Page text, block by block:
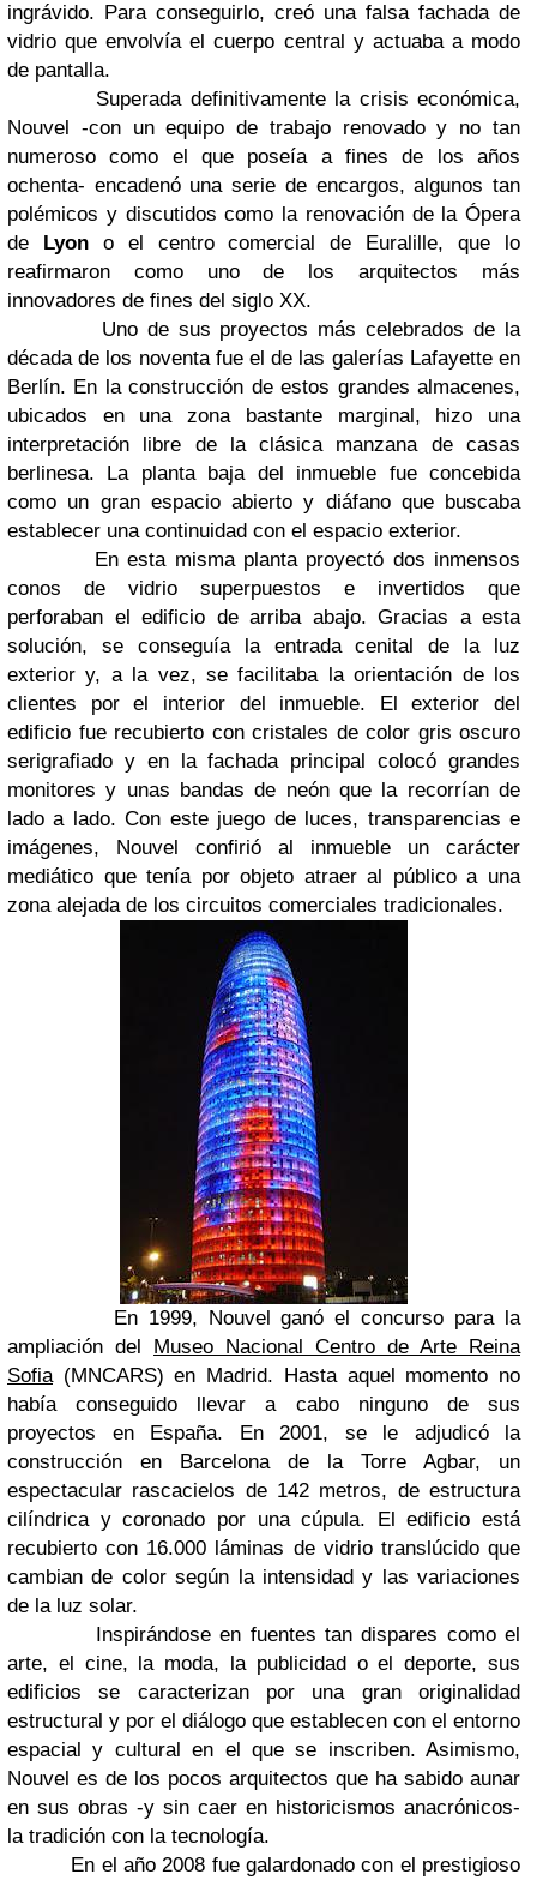
ingrávido. Para conseguirlo, creó una falsa fachada de
vidrio que envolvía el cuerpo central y actuaba a modo
de pantalla.
Superada definitivamente la crisis económica,
Nouvel -con un equipo de trabajo renovado y no tan
numeroso como el que poseía a fines de los años
ochenta- encadenó una serie de encargos, algunos tan
polémicos y discutidos como la renovación de la Ópera
de Lyono el centro comercial de Euralille, que lo
reafirmaron como uno de los arquitectos más
innovadores de fines del siglo XX.
Uno de sus proyectos más celebrados de la
década de los noventa fue el de las galerías Lafayette en
Berlín. En la construcción de estos grandes almacenes,
ubicados en una zona bastante marginal, hizo una
interpretación libre de la clásica manzana de casas
berlinesa. La planta baja del inmueble fue concebida
como un gran espacio abierto y diáfano que buscaba
establecer una continuidad con el espacio exterior.
En esta misma planta proyectó dos inmensos
conos de vidrio superpuestos e invertidos que
perforaban el edificio de arriba abajo. Gracias a esta
solución, se conseguía la entrada cenital de la luz
exterior y, a la vez, se facilitaba la orientación de los
clientes por el interior del inmueble. El exterior del
edificio fue recubierto con cristales de color gris oscuro
serigrafiado y en la fachada principal colocó grandes
monitores y unas bandas de neón que la recorrían de
lado a lado. Con este juego de luces, transparencias e
imágenes, Nouvel confirió al inmueble un carácter
mediático que tenía por objeto atraer al público a una
zona alejada de los circuitos comerciales tradicionales.
En 1999, Nouvel ganó el concurso para la
ampliación del Museo Nacional Centro de Arte Reina
Sofia(MNCARS) en Madrid. Hasta aquel momento no
había conseguido llevar a cabo ninguno de sus
proyectos en España. En 2001, se le adjudicó la
construcción en Barcelona de la Torre Agbar, un
espectacular rascacielos de 142 metros, de estructura
cilíndrica y coronado por una cúpula. El edificio está
recubierto con 16.000 láminas de vidrio translúcido que
cambian de color según la intensidad y las variaciones
de la luz solar.
Inspirándose en fuentes tan dispares como el
arte, el cine, la moda, la publicidad o el deporte, sus
edificios se caracterizan por una gran originalidad
estructural y por el diálogo que establecen con el entorno
espacial y cultural en el que se inscriben. Asimismo,
Nouvel es de los pocos arquitectos que ha sabido aunar
en sus obras -y sin caer en historicismos anacrónicos-
la tradición con la tecnología.
En el año 2008 fue galardonado con el prestigioso